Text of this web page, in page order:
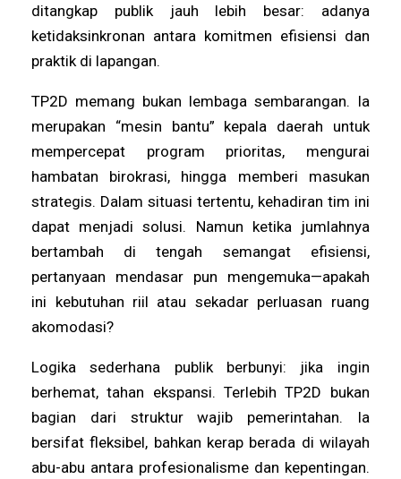
ditangkap publik jauh lebih besar: adanya
ketidaksinkronan antara komitmen efisiensi dan
praktik di lapangan.
TP2D memang bukan lembaga sembarangan. Ia
merupakan “mesin bantu” kepala daerah untuk
mempercepat program prioritas, mengurai
hambatan birokrasi, hingga memberi masukan
strategis. Dalam situasi tertentu, kehadiran tim ini
dapat menjadi solusi. Namun ketika jumlahnya
bertambah di tengah semangat efisiensi,
pertanyaan mendasar pun mengemuka—apakah
ini kebutuhan riil atau sekadar perluasan ruang
akomodasi?
Logika sederhana publik berbunyi: jika ingin
berhemat, tahan ekspansi. Terlebih TP2D bukan
bagian dari struktur wajib pemerintahan. Ia
bersifat fleksibel, bahkan kerap berada di wilayah
abu-abu antara profesionalisme dan kepentingan.